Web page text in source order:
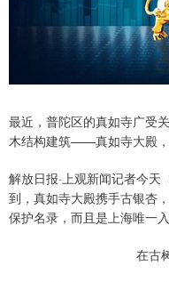
最近，普陀区的真如寺广受
木结构建筑——真如寺大殿，
解放日报·上观新闻记者今
到，真如寺大殿携手古银杏
保护名录，而且是上海唯一
在古